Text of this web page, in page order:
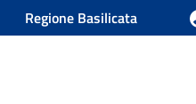
Regione Basilicata